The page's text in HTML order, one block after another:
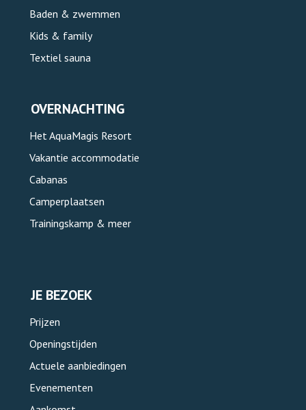
Baden & zwemmen
Kids & family
Textiel sauna
OVERNACHTING
Het AquaMagis Resort
Vakantie accommodatie
Cabanas
Camperplaatsen
Trainingskamp & meer
JE BEZOEK
Prijzen
Openingstijden
Actuele aanbiedingen
Evenementen